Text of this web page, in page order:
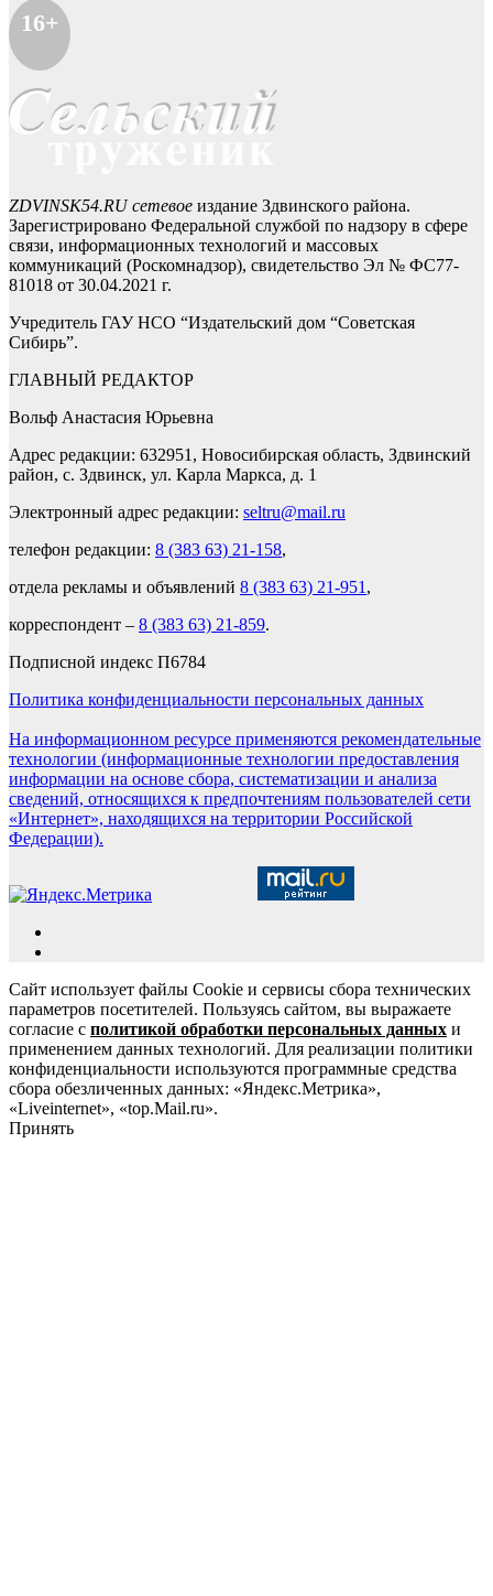
16+
ZDVINSK54.RU сетевое издание Здвинского района.
Зарегистрировано Федеральной службой по надзору в сфере
связи, информационных технологий и массовых
коммуникаций (Роскомнадзор), свидетельство Эл № ФС77-
81018 от 30.04.2021 г.
Учредитель ГАУ НСО “Издательский дом “Советская
Сибирь”.
ГЛАВНЫЙ РЕДАКТОР
Вольф Анастасия Юрьевна
Адрес редакции: 632951, Новосибирская область, Здвинский
район, с. Здвинск, ул. Карла Маркса, д. 1
Электронный адрес редакции: seltru@mail.ru
телефон редакции: 8 (383 63) 21-158,
отдела рекламы и объявлений 8 (383 63) 21-951 ,
корреспондент – 8 (383 63) 21-859.
Подписной индекс П6784
Политика конфиденциальности персональных данных
На информационном ресурсе применяются рекомендательные
технологии (информационные технологии предоставления
информации на основе сбора, систематизации и анализа
сведений, относящихся к предпочтениям пользователей сети
«Интернет», находящихся на территории Российской
Федерации).
Сайт использует файлы Cookie и сервисы сбора технических
параметров посетителей. Пользуясь сайтом, вы выражаете
согласие с политикой обработки персональных данных и
применением данных технологий. Для реализации политики
конфиденциальности используются программные средства
сбора обезличенных данных: «Яндекс.Метрика»,
«Liveinternet», «top.Mail.ru».
Принять